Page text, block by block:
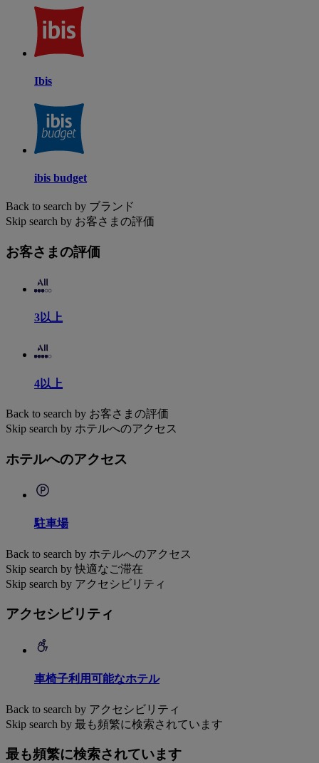
Ibis
ibis budget
Back to search by ブランド
Skip search by お客さまの評価
お客さまの評価
3以上
4以上
Back to search by お客さまの評価
Skip search by ホテルへのアクセス
ホテルへのアクセス
駐車場
Back to search by ホテルへのアクセス
Skip search by 快適なご滞在
Skip search by アクセシビリティ
アクセシビリティ
車椅子利用可能なホテル
Back to search by アクセシビリティ
Skip search by 最も頻繁に検索されています
最も頻繁に検索されています